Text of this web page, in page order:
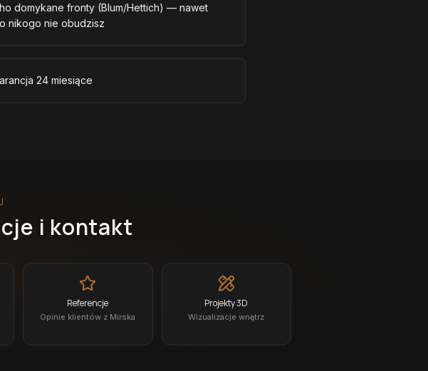
domykane fronty (Blum/Hettich) — nawet
nikogo nie obudzisz
24 miesiące
i kontakt
Referencje
Opinie klientów z Mirska
Projekty 3D
Wizualizacje wnętrz